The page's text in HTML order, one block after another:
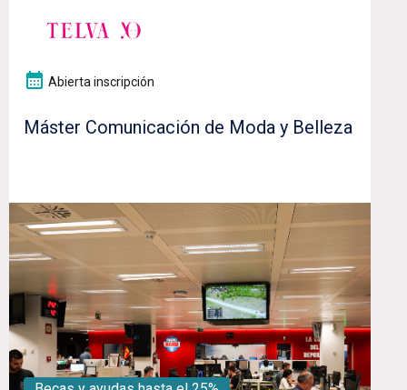
Abierta inscripción
Máster Comunicación de Moda y Belleza